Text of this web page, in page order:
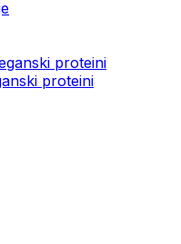
proteini
proteini